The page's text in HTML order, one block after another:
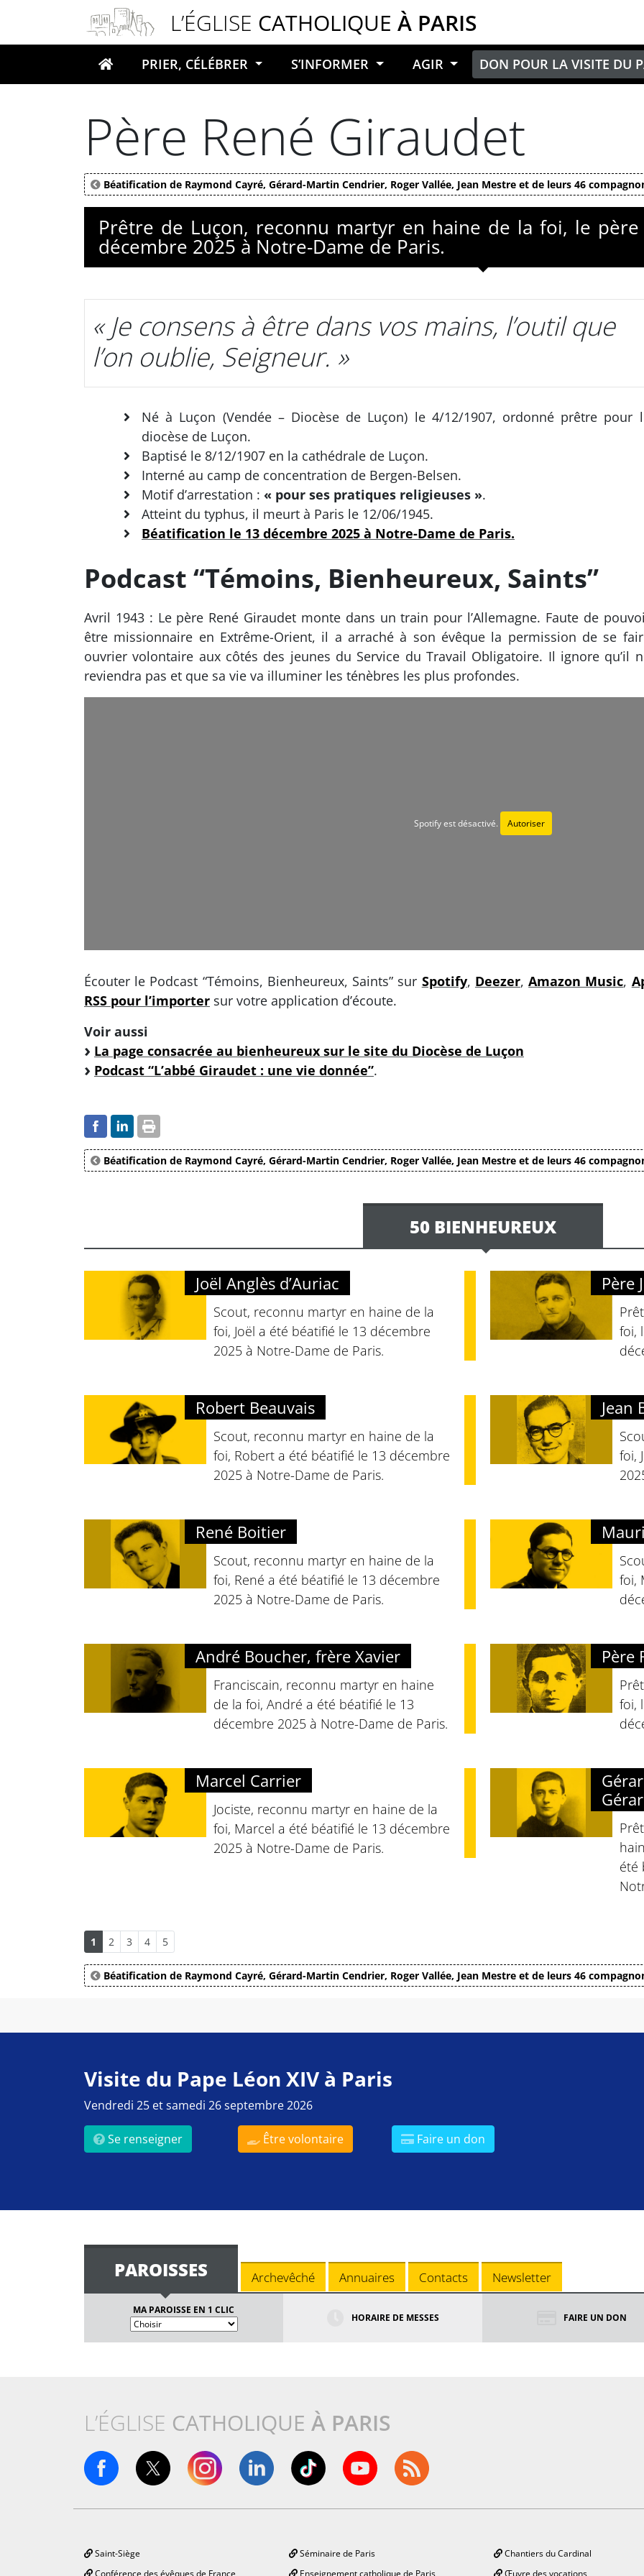
L’ÉGLISE CATHOLIQUE À PARIS
Votre recherche
PRIER, CÉLÉBRER S’INFORMER AGIR DON POUR LA VISITE DU
Père René Giraudet
Béatification de Raymond Cayré, Gérard-Martin Cendrier, Roger Vallée, Jean Mestre et de leurs 46
Prêtre de Luçon, reconnu martyr en haine de la foi, le
décembre 2025 à Notre-Dame de Paris.
« Je consens à être dans vos mains, l’outil que
l’on oublie, Seigneur. »
Né à Luçon (Vendée – Diocèse de Luçon) le 4/12/1907, ordonné prêtre pour
diocèse de Luçon.
Baptisé le 8/12/1907 en la cathédrale de Luçon.
Interné au camp de concentration de Bergen-Belsen.
Motif d’arrestation : « pour ses pratiques religieuses ».
Atteint du typhus, il meurt à Paris le 12/06/1945.
Béatification le 13 décembre 2025 à Notre-Dame de Paris.
Podcast “Témoins, Bienheureux, Saints”
Avril 1943 : Le père René Giraudet monte dans un train pour l’Allemagne. Faute de
être missionnaire en Extrême-Orient, il a arraché à son évêque la permission de se
ouvrier volontaire aux côtés des jeunes du Service du Travail Obligatoire. Il ignore qu’il
reviendra pas et que sa vie va illuminer les ténèbres les plus profondes.
Spotify est désactivé. Autoriser
Écouter le Podcast “Témoins, Bienheureux, Saints” sur Spotify, Deezer,Amazon Music,
RSS pour l’importer sur votre application d’écoute.
Voir aussi
La page consacrée au bienheureux sur le site du Diocèse de Luçon
Podcast “L’abbé Giraudet : une vie donnée”.
Béatification de Raymond Cayré, Gérard-Martin Cendrier, Roger Vallée, Jean Mestre et de leurs 46
50 BIENHEUREUX
Joël Anglès d’Auriac
Scout, reconnu martyr en haine de la
foi, Joël a été béatifié le 13 décembre
2025 à Notre-Dame de Paris.
Père
foi,
Robert Beauvais
Scout, reconnu martyr en haine de la
foi, Robert a été béatifié le 13 décembre
2025 à Notre-Dame de Paris.
Jean
foi,
René Boitier
Scout, reconnu martyr en haine de la
foi, René a été béatifié le 13 décembre
2025 à Notre-Dame de Paris.
foi,
André Boucher, frère Xavier
Franciscain, reconnu martyr en haine
de la foi, André a été béatifié le 13
décembre 2025 à Notre-Dame de Paris.
Père
foi,
Marcel Carrier
Jociste, reconnu martyr en haine de la
foi, Marcel a été béatifié le 13 décembre
2025 à Notre-Dame de Paris.
été
1 2 3 4 5
Béatification de Raymond Cayré, Gérard-Martin Cendrier, Roger Vallée, Jean Mestre et de leurs 46
Visite du Pape Léon XIV à Paris
Vendredi 25 et samedi 26 septembre 2026
Se renseigner Être volontaire Faire un don
PAROISSES Archevêché Annuaires Contacts Newsletter
MA PAROISSE EN 1 CLIC
HORAIRE DE MESSES FAIRE UN DON
L’ÉGLISE CATHOLIQUE À PARIS
Saint-Siège
Conférence des évêques de France
Séminaire de Paris
Enseignement catholique de Paris
Chantiers du Cardinal
Œuvre des vocations
Panneau de gestion des cookies